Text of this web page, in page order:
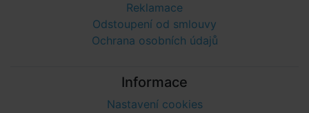
Reklamace
Odstoupení od smlouvy
Ochrana osobních údajů
Informace
Nastavení cookies